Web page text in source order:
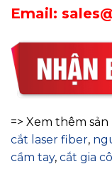
Email:
=> Xem thêm sản
cắt laser fiber,
cầm tay, cắt gia